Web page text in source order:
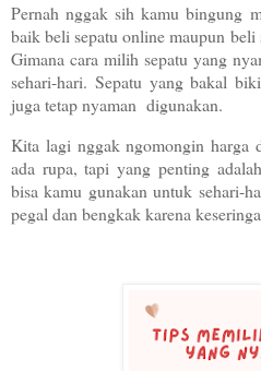
Pernah nggak sih kamu bingung
baik beli sepatu online maupun
Gimana cara milih sepatu yang
sehari-hari. Sepatu yang bakal
juga tetap nyaman digunakan.
Kita lagi nggak ngomongin harga
ada rupa, tapi yang penting
bisa kamu gunakan untuk sehari-
pegal dan bengkak karena